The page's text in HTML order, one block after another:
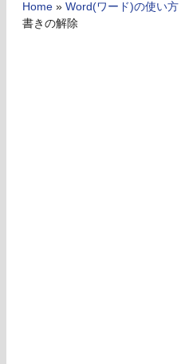
Home » Word(ワード)の使い方
書きの解除